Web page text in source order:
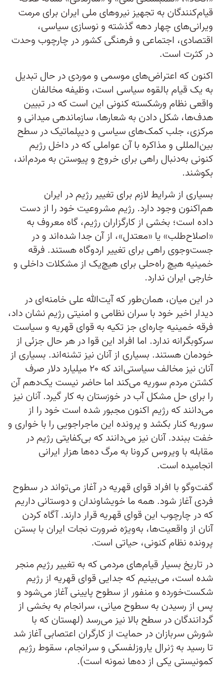
قیام‌کنندگان به تجهیز نیروهای ملی ایران برای مرمت
ویرانی‌های چهار دهه گذشته و نوسازی سیاسی،
اقتصادی، اجتماعی و فرهنگی کشور در چارچوب وحدت
در کثرت است.
اکنون که اعتراض‌های موسمی و موردی در حال تبدیل
به یک قیام بالقوه سیاسی است، وظیفه مخالفان
واقعی نظام ورشکسته کنونی این است که در تبیین
هدف‌ها، شکل دادن به شعارها، سازماندهی میدانی و
مرکزی، جلب کمک‌های سیاسی و دیپلماتیک در سطح
بین‌المللی و مذاکره با آن عواملی که در داخل رژیم
کنونی به‌دنبال راهی برای خروج و پیوستن به مردم‌اند،
بکوشند.
بسیاری از شرایط لازم برای تغییر رژیم در ایران
هم‌اکنون وجود دارد. رژیم مشروعیت خود را از دست
داده است؛ بخشی از کارگزاران رژیم، گاه معروف به
«اصلاح‌طلب» یا «معتدل»، از آن جدا شده‌اند و در
جست‌و‌جوی راهی برای تغییر اردوگاه هستند. فرقه
خمینیه هیچ راه‌حلی برای هیچ‌یک از مشکلات داخلی و
خارجی ایران ندارد.
در این میان، همان‌طور که آیت‌الله علی خامنه‌ای در
دیدار اخیر خود با سران نظامی و امنیتی رژیم نشان داد،
فرقه خمینیه چاره‌ای جز تکیه به قوای قهریه و سیاست
سرکوبگرانه ندارد. اما افراد این قوا در هر حال جزئی از
خودمان هستند. بسیاری از آنان نیز تشنه‌اند. بسیاری از
آنان نیز مخالف سیاستی‌اند که ۲۰ میلیارد دلار صرف
کشتن مردم سوریه می‌کند اما حاضر نیست یک‌دهم آن
را برای حل مشکل آب در خوزستان به کار گیرد. آنان نیز
می‌دانند که رژیم اکنون مجبور شده است خود را از
سوریه کنار بکشد و پرونده این ماجراجویی را با خواری و
خفت ببندد. آنان نیز می‌دانند که بی‌کفایتی رژیم در
مقابله با ویروس کرونا به مرگ ده‌ها هزار ایرانی
انجامیده است.
گفت‌و‌گو با افراد قوای قهریه در آغاز می‌تواند در سطوح
فردی آغاز شود. همه ما خویشاوندان و دوستانی داریم
که در چارچوب این قوای قهریه قرار دارند. آگاه کردن
آنان از واقعیت‌ها، به‌ویژه ضرورت نجات ایران با بستن
پرونده نظام کنونی، حیاتی است.
در تاریخ بسیار قیام‌های مردمی که به تغییر رژیم منجر
شده است، می‌بینیم که جدایی قوای قهریه از رژیم
شکست‌خورده و منفور از سطوح پایینی آغاز می‌شود و
پس از رسیدن به سطوح میانی، سرانجام به بخشی از
گردانندگان در سطح بالا نیز می‌رسد (لهستان که با
شورش سربازان در حمایت از کارگران اعتصابی آغاز شد
تا رسید به ژنرال یاروزلفسکی و سرانجام، سقوط رژیم
کمونیستی یکی از ده‌ها نمونه است).